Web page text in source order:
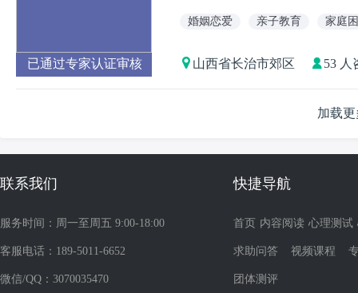
已通过专家认证审核
婚姻恋爱 亲子教育 家庭
山西省长治市郊区 53 人
加载
联系我们
服务时间：周一至周五 9:00-18:00
客服电话：189-5011-6652
微信/QQ：3070035470
快捷导航
首页 内容阅读 心理测试
求助问答 视频课程
团体测评